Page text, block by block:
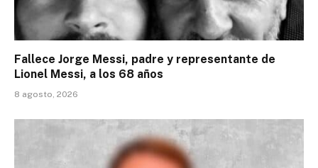
Fallece Jorge Messi, padre y representante de
Lionel Messi, a los 68 años
8 agosto, 2026